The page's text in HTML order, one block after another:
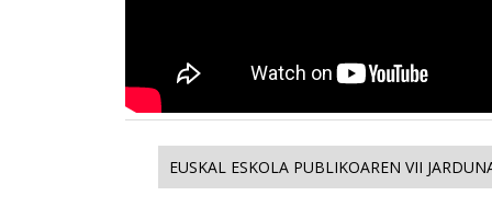
Bidalketetan
EUSKAL ESKOLA PUBLIKOAREN VII